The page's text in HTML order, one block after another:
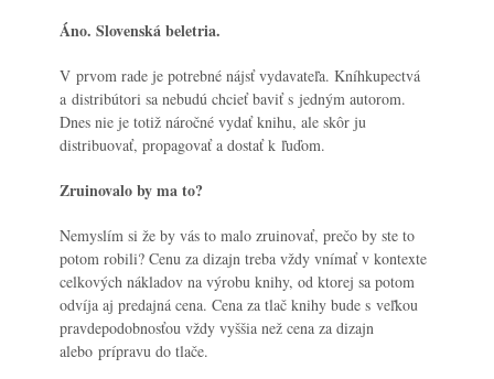
Áno. Slovenská beletria.
V prvom rade je potrebné nájsť vydavateľa. Kníhkupectvá
a distribútori sa nebudú chcieť baviť s jedným autorom.
Dnes nie je totiž náročné vydať knihu, ale skôr ju
distribuovať, propagovať a dostať k ľuďom.
Zruinovalo by ma to?
Nemyslím si že by vás to malo zruinovať, prečo by ste to
potom robili? Cenu za dizajn treba vždy vnímať v kontexte
celkových nákladov na výrobu knihy, od ktorej sa potom
odvíja aj predajná cena. Cena za tlač knihy bude s veľkou
pravdepodobnosťou vždy vyššia než cena za dizajn
alebo prípravu do tlače.